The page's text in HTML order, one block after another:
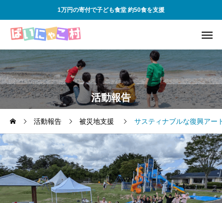
1万円の寄付で子ども食堂 約50食を支援
活動報告
活動報告 被災地支援 サスティナブルな復興アー